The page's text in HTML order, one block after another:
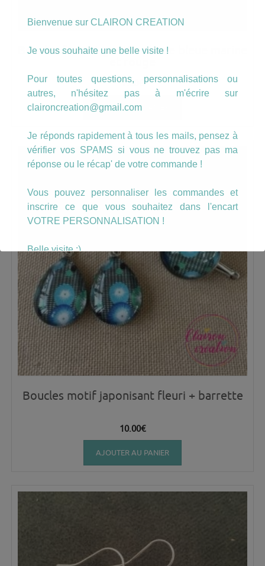
Boucles format goutte plume bleue marine
7.00
AJOUTER AU PANIER
Boucles motif japonisant fleuri + barrette
10.00€
AJOUTER AU PANIER
Bienvenue sur CLAIRON CREATION
Je vous souhaite une belle visite !
Pour toutes questions, personnalisations ou
autres, n'hésitez pas à m'écrire sur
claironcreation@gmail.com
Je réponds rapidement à tous les mails, pensez à
vérifier vos SPAMS si vous ne trouvez pas ma
réponse ou le récap' de votre commande !
Vous pouvez personnaliser les commandes et
inscrire ce que vous souhaitez dans l'encart
VOTRE PERSONNALISATION !
Belle visite :)